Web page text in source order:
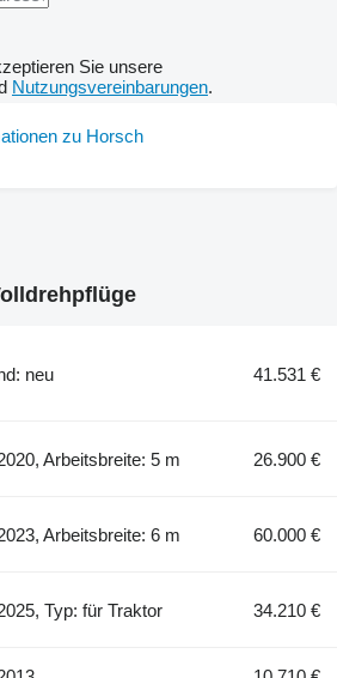
Sie unsere
Nutzungsvereinbarungen.
zu Horsch
neu 41.531 €
Arbeitsbreite: 5 m 26.900 €
Arbeitsbreite: 6 m 60.000 €
Typ: für Traktor 34.210 €